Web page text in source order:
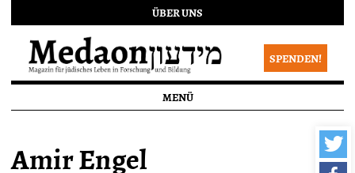
ÜBER UNS
SPENDEN!
MENÜ
Amir Engel